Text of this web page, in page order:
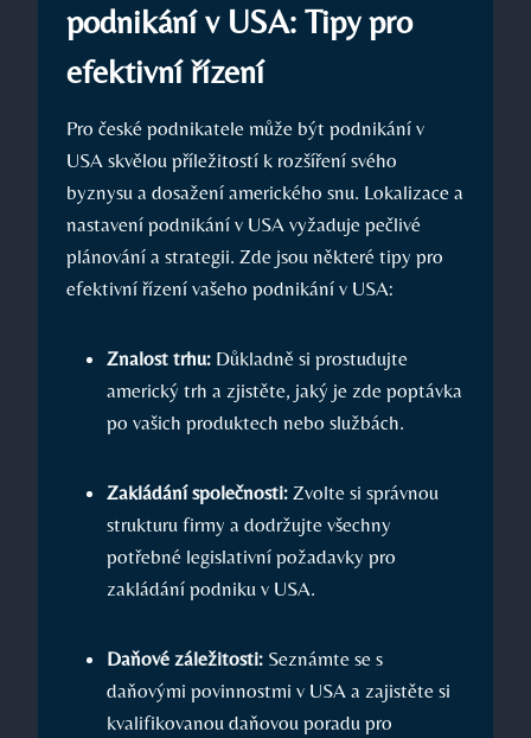
podnikání v USA: Tipy pro
efektivní řízení
Pro české podnikatele může být podnikání v
USA skvělou příležitostí k rozšíření svého
byznysu a dosažení amerického snu. Lokalizace a
nastavení podnikání v USA vyžaduje pečlivé
plánování a strategii. Zde jsou některé tipy pro
efektivní řízení vašeho podnikání v USA:
Znalost trhu: Důkladně si prostudujte
americký trh a zjistěte, jaký je zde poptávka
po vašich produktech nebo službách.
Zakládání společnosti: Zvolte si správnou
strukturu firmy a dodržujte všechny
potřebné legislativní požadavky pro
zakládání podniku v USA.
Daňové záležitosti: Seznámte se s
daňovými povinnostmi v USA a zajistěte si
kvalifikovanou daňovou poradu pro